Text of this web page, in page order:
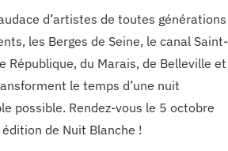
d’artistes de toutes générations
les Berges de Seine, le canal Saint-
République, du Marais, de Belleville et
le temps d’une nuit
possible. Rendez-vous le 5 octobre
de Nuit Blanche !